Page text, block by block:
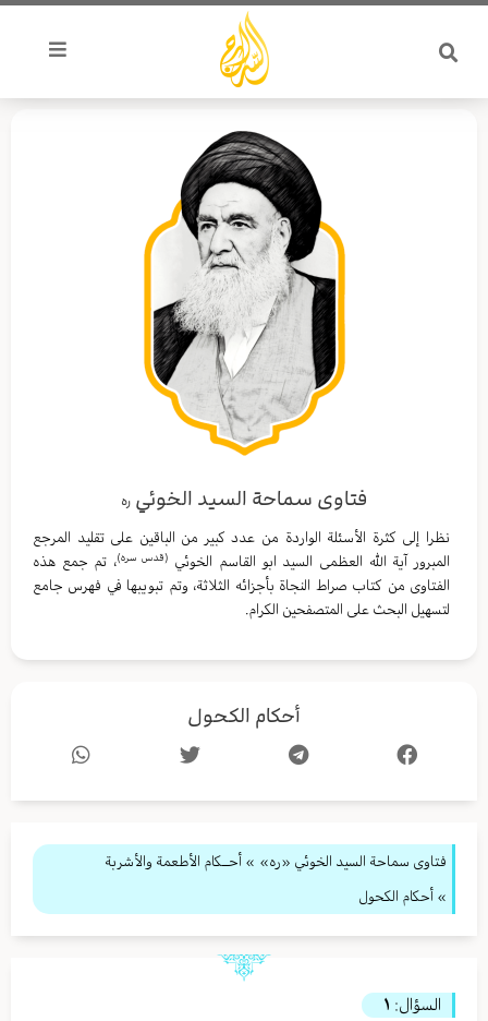
تخطي
المحتوى
فتاوى سماحة السيد الخوئي ره
نظرا إلى كثرة الأسئلة الواردة من عدد كبير من الباقين على تقليد المرجع
المبرور آية الله العظمى السيد ابو القاسم الخوئي (قدس سره)، تم جمع هذه
الفتاوى من كتاب صراط النجاة بأجزائه الثلاثة، وتم تبويبها في فهرس جامع
لتسهيل البحث على المتصفحين الكرام.
أحكام الكحول
فتاوى سماحة السيد الخوئي «ره» » أحــكام الأطعمة والأشربة
» أحكام الكحول
السؤال: ١